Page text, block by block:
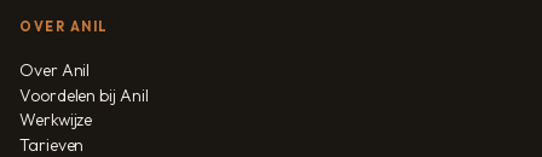
OVER ANIL
Over Anil
Voordelen bij Anil
Werkwijze
Tarieven